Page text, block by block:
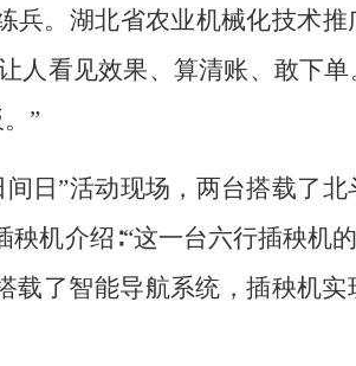
兵。湖北省农业机械化技术
人看见效果、算清账、敢下
”
日”活动现场，两台搭载了
机介绍∶“这一台六行插秧机
载了智能导航系统，插秧机